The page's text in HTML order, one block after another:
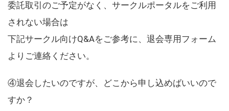
委託取引のご予定がなく、サークルポータルをご利用
されない場合は
下記サークル向けQ&Aをご参考に、退会専用フォーム
よりご連絡ください。
④退会したいのですが、どこから申し込めばいいので
すか？